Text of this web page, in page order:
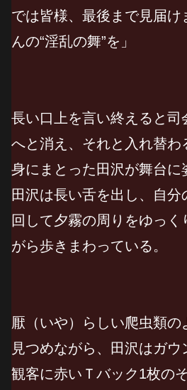
では皆様、最後まで見届け
んの“淫乱の舞”を」
長い口上を言い終えると司
へと消え、それと入れ替わ
身にまとった田沢が舞台に
田沢は長い舌を出し、自分
回して夕霧の周りをゆっく
がら歩きまわっている。
厭（いや）らしい爬虫類の
見つめながら、田沢はガウ
観客に赤いＴバック1枚の